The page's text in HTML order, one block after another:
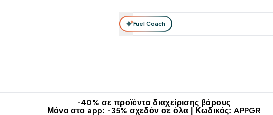
Fuel Coach
-40% σε προϊόντα διαχείρισης βάρους
Μόνο στο app: -35% σχεδόν σε όλα | Κωδικός: APPGR